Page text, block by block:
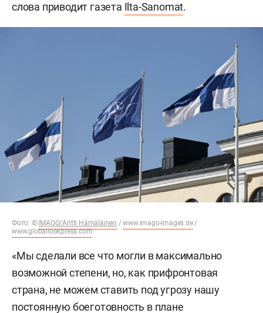
слова приводит газета Ilta-Sanomat.
Фото: © IMAGO/Antti Hämäläinen /www.imago-images.de/
www.globallookpress.com
«Мы сделали все что могли в максимально
возможной степени, но, как прифронтовая
страна, не можем ставить под угрозу нашу
постоянную боеготовность в плане